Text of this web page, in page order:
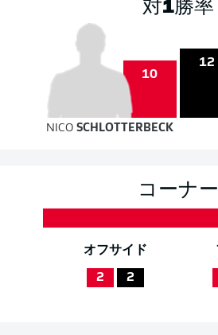
10
12
NICO SCHLOTTERBECK
コーナー
オフサイド
2 2